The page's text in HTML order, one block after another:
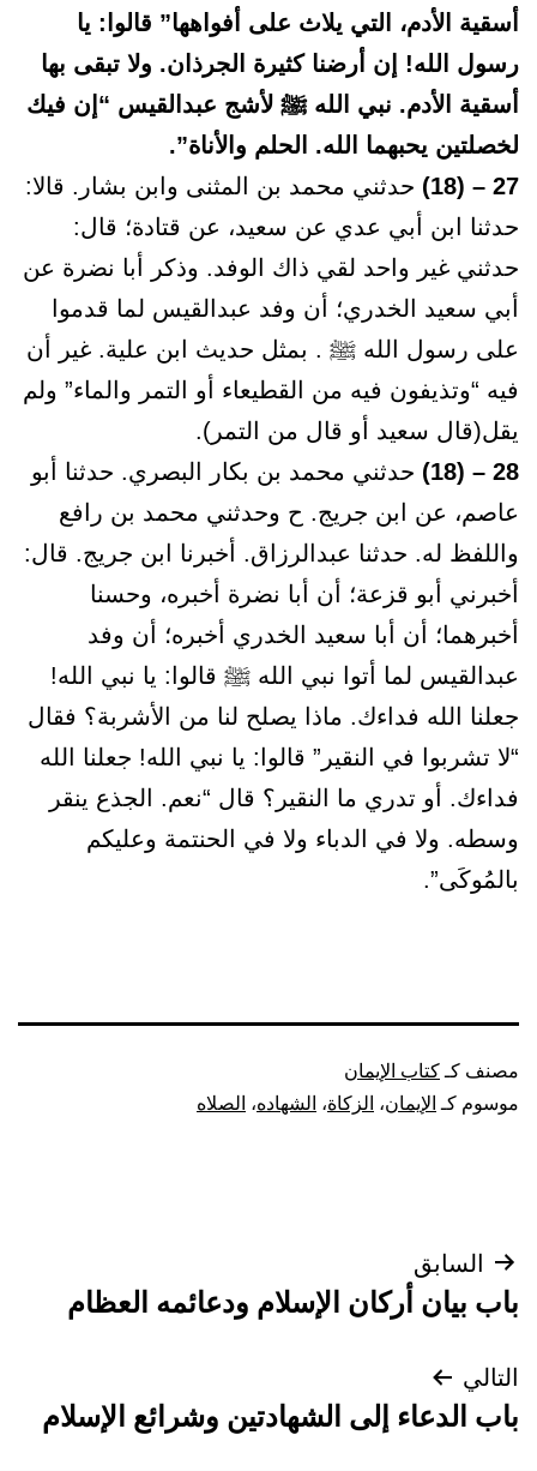
أسقية الأدم، التي يلاث على أفواهها” قالوا: يا
رسول الله! إن أرضنا كثيرة الجرذان. ولا تبقى بها
أسقية الأدم. نبي الله ﷺ لأشج عبدالقيس “إن فيك
لخصلتين يحبهما الله. الحلم والأناة”.
27 – (18)
حدثني محمد بن المثنى وابن بشار. قالا:
حدثنا ابن أبي عدي عن سعيد، عن قتادة؛ قال:
حدثني غير واحد لقي ذاك الوفد. وذكر أبا نضرة عن
أبي سعيد الخدري؛ أن وفد عبدالقيس لما قدموا
على رسول الله ﷺ . بمثل حديث ابن علية. غير أن
فيه “وتذيفون فيه من القطيعاء أو التمر والماء” ولم
يقل(قال سعيد أو قال من التمر).
28 – (18)
حدثني محمد بن بكار البصري. حدثنا أبو
عاصم، عن ابن جريج. ح وحدثني محمد بن رافع
واللفظ له. حدثنا عبدالرزاق. أخبرنا ابن جريج. قال:
أخبرني أبو قزعة؛ أن أبا نضرة أخبره، وحسنا
أخبرهما؛ أن أبا سعيد الخدري أخبره؛ أن وفد
عبدالقيس لما أتوا نبي الله ﷺ قالوا: يا نبي الله!
جعلنا الله فداءك. ماذا يصلح لنا من الأشربة؟ فقال
“لا تشربوا في النقير” قالوا: يا نبي الله! جعلنا الله
فداءك. أو تدري ما النقير؟ قال “نعم. الجذع ينقر
وسطه. ولا في الدباء ولا في الحنتمة وعليكم
بالمُوكَى”.
مصنف كـ كتاب الإيمان
موسوم كـ الإيمان، الزكاة، الشهاده، الصلاه
تصفّح
المقالات
السابق
باب بيان أركان الإسلام ودعائمه العظام
التالي
باب الدعاء إلى الشهادتين وشرائع الإسلام